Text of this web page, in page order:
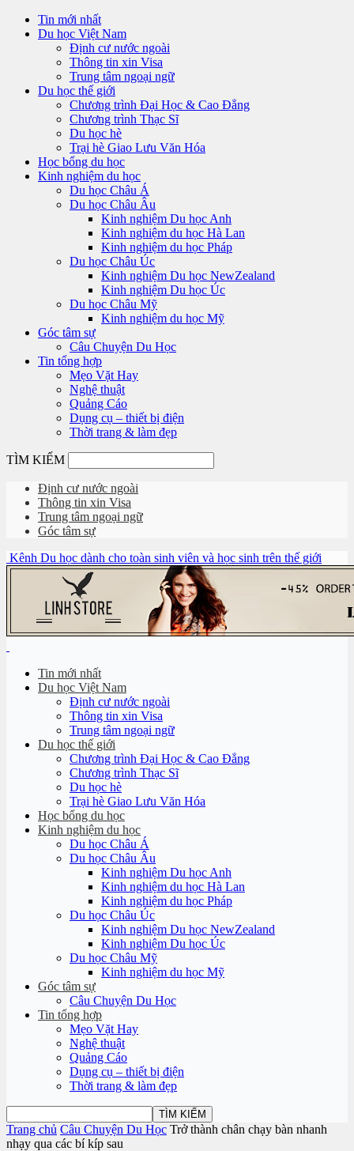
Tin mới nhất
Du học Việt Nam
Định cư nước ngoài
Thông tin xin Visa
Trung tâm ngoại ngữ
Du học thế giới
Chương trình Đại Học & Cao Đẳng
Chương trình Thạc Sĩ
Du học hè
Trại hè Giao Lưu Văn Hóa
Học bổng du học
Kinh nghiệm du học
Du học Châu Á
Du học Châu Âu
Kinh nghiệm Du học Anh
Kinh nghiệm du học Hà Lan
Kinh nghiệm du học Pháp
Du học Châu Úc
Kinh nghiệm Du học NewZealand
Kinh nghiệm Du học Úc
Du học Châu Mỹ
Kinh nghiệm du học Mỹ
Góc tâm sự
Câu Chuyện Du Học
Tin tổng hợp
Mẹo Vặt Hay
Nghệ thuật
Quảng Cáo
Dụng cụ – thiết bị điện
Thời trang & làm đẹp
TÌM KIẾM
Định cư nước ngoài
Thông tin xin Visa
Trung tâm ngoại ngữ
Góc tâm sự
Kênh Du học dành cho toàn sinh viên và học sinh trên thế giới
Tin mới nhất
Du học Việt Nam
Định cư nước ngoài
Thông tin xin Visa
Trung tâm ngoại ngữ
Du học thế giới
Chương trình Đại Học & Cao Đẳng
Chương trình Thạc Sĩ
Du học hè
Trại hè Giao Lưu Văn Hóa
Học bổng du học
Kinh nghiệm du học
Du học Châu Á
Du học Châu Âu
Kinh nghiệm Du học Anh
Kinh nghiệm du học Hà Lan
Kinh nghiệm du học Pháp
Du học Châu Úc
Kinh nghiệm Du học NewZealand
Kinh nghiệm Du học Úc
Du học Châu Mỹ
Kinh nghiệm du học Mỹ
Góc tâm sự
Câu Chuyện Du Học
Tin tổng hợp
Mẹo Vặt Hay
Nghệ thuật
Quảng Cáo
Dụng cụ – thiết bị điện
Thời trang & làm đẹp
Trang chủ Câu Chuyện Du Học Trở thành chân chạy bàn nhanh
nhạy qua các bí kíp sau